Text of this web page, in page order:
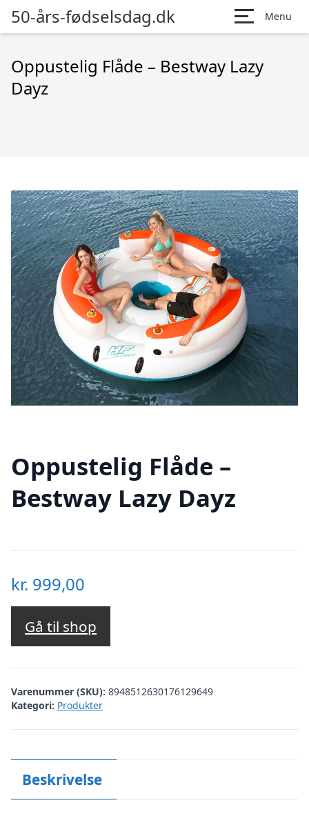
50-års-fødselsdag.dk Menu
Oppustelig Flåde – Bestway Lazy
Dayz
Oppustelig Flåde –
Bestway Lazy Dayz
kr. 999,00
Gå til shop
Varenummer (SKU): 8948512630176129649
Kategori: Produkter
Beskrivelse